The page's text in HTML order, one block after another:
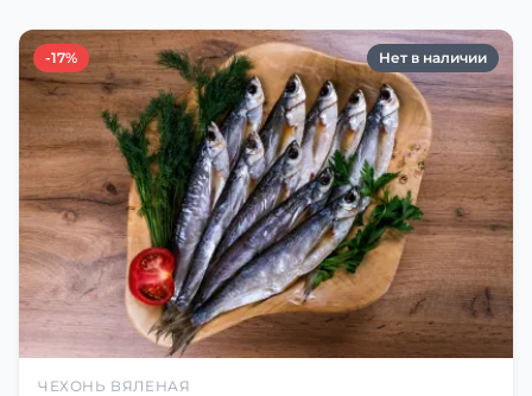
-17% Нет в наличии
ЧЕХОНЬ ВЯЛЕНАЯ